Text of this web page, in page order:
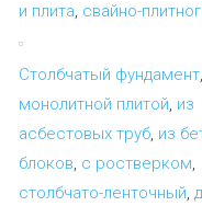
и плита, свайно-
Столбчатый фундамент,
монолитной плитой, из
асбестовых труб, из
блоков, с ростверком,
столбчато-ленточный,